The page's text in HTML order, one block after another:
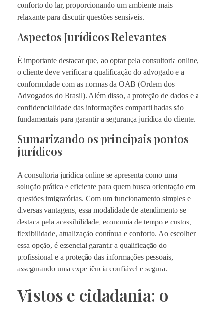
conforto do lar, proporcionando um ambiente mais
relaxante para discutir questões sensíveis.
Aspectos Jurídicos Relevantes
É importante destacar que, ao optar pela consultoria online,
o cliente deve verificar a qualificação do advogado e a
conformidade com as normas da OAB (Ordem dos
Advogados do Brasil). Além disso, a proteção de dados e a
confidencialidade das informações compartilhadas são
fundamentais para garantir a segurança jurídica do cliente.
Sumarizando os principais pontos
jurídicos
A consultoria jurídica online se apresenta como uma
solução prática e eficiente para quem busca orientação em
questões imigratórias. Com um funcionamento simples e
diversas vantagens, essa modalidade de atendimento se
destaca pela acessibilidade, economia de tempo e custos,
flexibilidade, atualização contínua e conforto. Ao escolher
essa opção, é essencial garantir a qualificação do
profissional e a proteção das informações pessoais,
assegurando uma experiência confiável e segura.
Vistos e cidadania: o